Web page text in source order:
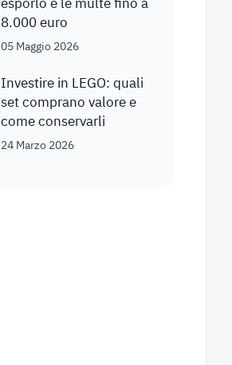
8.000 euro
05 Maggio 2026
Investire in LEGO: quali
set comprano valore e
come conservarli
24 Marzo 2026